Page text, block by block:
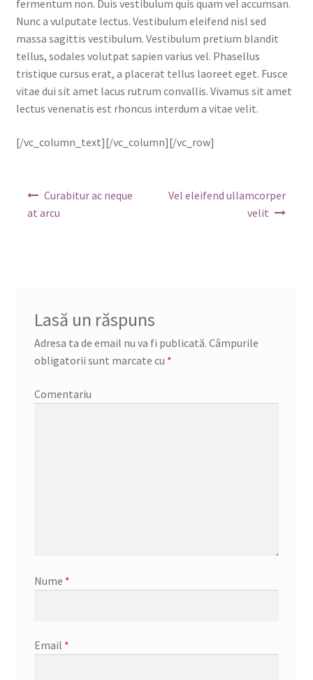
fermentum non. Duis vestibulum quis quam vel accumsan.
Nunc a vulputate lectus. Vestibulum eleifend nisl sed
massa sagittis vestibulum. Vestibulum pretium blandit
tellus, sodales volutpat sapien varius vel. Phasellus
tristique cursus erat, a placerat tellus laoreet eget. Fusce
vitae dui sit amet lacus rutrum convallis. Vivamus sit amet
lectus venenatis est rhoncus interdum a vitae velit.
[/vc_column_text][/vc_column][/vc_row]
Curabitur ac neque
at arcu
Vel eleifend ullamcorper
velit
Lasă un răspuns
Adresa ta de email nu va fi publicată. Câmpurile
obligatorii sunt marcate cu *
Comentariu
Nume *
Email *